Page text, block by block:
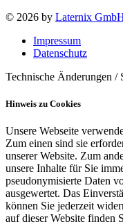
© 2026 by Laternix
Impressum
Datenschutz
Technische Änderungen /
Hinweis zu Cookies
Unsere Webseite
Zum einen sind sie
unserer Website. Zum
unsere Inhalte für Sie
pseudonymisierte Daten
ausgewertet. Das
können Sie jederzeit
auf dieser Website finden